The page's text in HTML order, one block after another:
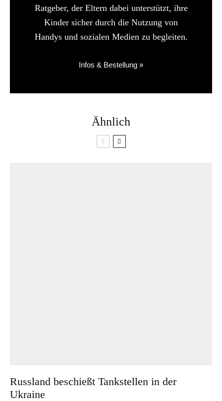
Ratgeber, der Eltern dabei unterstützt, ihre
Kinder sicher durch die Nutzung von
Handys und sozialen Medien zu begleiten.
Infos & Bestellung »
Ähnlich
Russland beschießt Tankstellen in der
Ukraine